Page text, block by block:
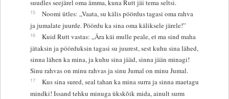
suudles seejärel oma ämma, kuna Rutt jäi tema seltsi.
15
Noomi ütles: „Vaata, su kälis pöördus tagasi oma rahva
ja jumalate juurde. Pöördu ka sina oma käliksele järele!”
16
Kuid Rutt vastas: „Ära käi mulle peale, et ma sind maha
jätaksin ja pöörduksin tagasi su juurest, sest kuhu sina lähed,
sinna lähen ka mina, ja kuhu sina jääd, sinna jään minagi!
Sinu rahvas on minu rahvas ja sinu Jumal on minu Jumal.
17
Kus sina sured, seal tahan ka mina surra ja sinna maetagu
mindki! Issand tehku minuga ükskõik mida, ainult surm